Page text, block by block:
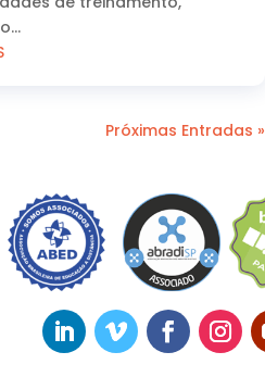
Próximas Entradas »